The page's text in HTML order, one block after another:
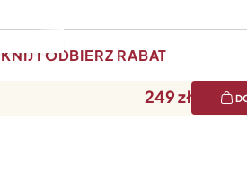
I ODBIERZ RABAT
249